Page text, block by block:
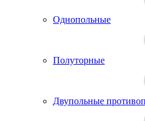
Однопольные
Полуторные
Двупольные